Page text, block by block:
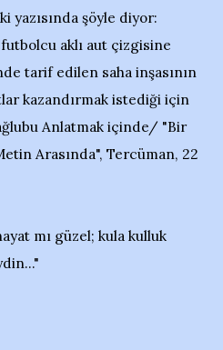
yazısında şöyle diyor:
aklı aut çizgisine
tarif edilen saha inşasının
kazandırmak istediği için
Anlatmak içinde/ "Bir
Arasında", Tercüman, 22
mı güzel; kula kulluk